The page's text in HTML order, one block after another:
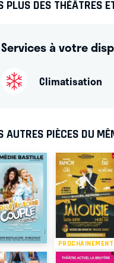
PLUS DES THÉÂTRES
Services à votre
Climatisation
AUTRES PIÈCES DU
PROCHAINEMENT